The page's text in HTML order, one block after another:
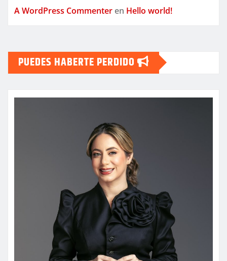
A WordPress Commenter en Hello world!
PUEDES HABERTE PERDIDO